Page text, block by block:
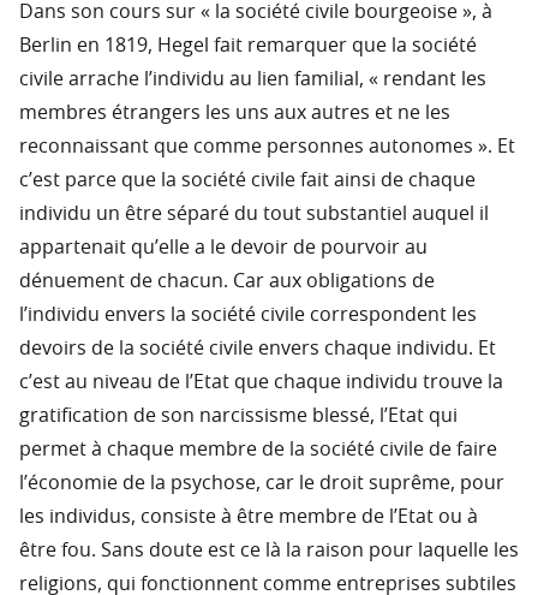
Dans son cours sur « la société civile bourgeoise », à
Berlin en 1819, Hegel fait remarquer que la société
civile arrache l’individu au lien familial, « rendant les
membres étrangers les uns aux autres et ne les
reconnaissant que comme personnes autonomes ». Et
c’est parce que la société civile fait ainsi de chaque
individu un être séparé du tout substantiel auquel il
appartenait qu’elle a le devoir de pourvoir au
dénuement de chacun. Car aux obligations de
l’individu envers la société civile correspondent les
devoirs de la société civile envers chaque individu. Et
c’est au niveau de l’Etat que chaque individu trouve la
gratification de son narcissisme blessé, l’Etat qui
permet à chaque membre de la société civile de faire
l’économie de la psychose, car le droit suprême, pour
les individus, consiste à être membre de l’Etat ou à
être fou. Sans doute est ce là la raison pour laquelle les
religions, qui fonctionnent comme entreprises subtiles